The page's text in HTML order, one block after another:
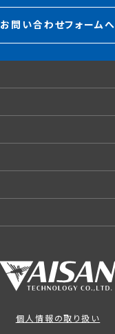
お問い合わせフォームへ
個人情報の取り扱い